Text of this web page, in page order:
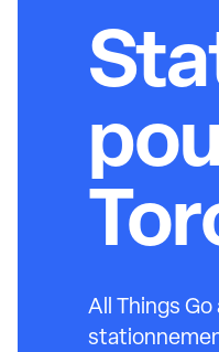
All Things